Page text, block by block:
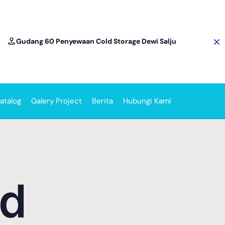
Gudang 60 Penyewaan Cold Storage Dewi Salju
Galery Project Berita Hubungi Kami